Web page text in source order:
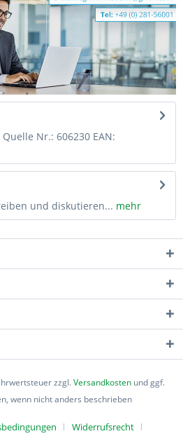
Nr.: 606230 EAN:
und diskutieren... mehr
zzgl.Versandkosten und ggf.
wenn nicht anders beschrieben
Widerrufsrecht